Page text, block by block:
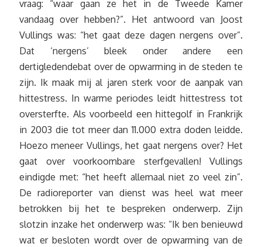
vraag: “waar gaan ze het in de Tweede Kamer
vandaag over hebben?”. Het antwoord van Joost
Vullings was: “het gaat deze dagen nergens over”.
Dat ‘nergens’ bleek onder andere een
dertigledendebat over de opwarming in de steden te
zijn. Ik maak mij al jaren sterk voor de aanpak van
hittestress. In warme periodes leidt hittestress tot
oversterfte. Als voorbeeld een hittegolf in Frankrijk
in 2003 die tot meer dan 11.000 extra doden leidde.
Hoezo meneer Vullings, het gaat nergens over? Het
gaat over voorkoombare sterfgevallen! Vullings
eindigde met: “het heeft allemaal niet zo veel zin”.
De radioreporter van dienst was heel wat meer
betrokken bij het te bespreken onderwerp. Zijn
slotzin inzake het onderwerp was: “Ik ben benieuwd
wat er besloten wordt over de opwarming van de